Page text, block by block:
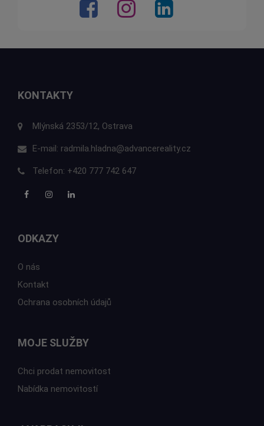
KONTAKTY
Mlýnská 2353/12, Ostrava
E-mail: radmila.hladna@advancereality.cz
Telefon: +420 777 742 647
ODKAZY
O nás
Kontakt
Ochrana osobních údajů
MOJE SLUŽBY
Chci prodat nemovitost
Nabídka nemovitostí